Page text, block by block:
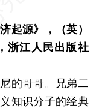
起源》，（英）
浙江人民出版社
的哥哥。兄弟二
知识分子的经典